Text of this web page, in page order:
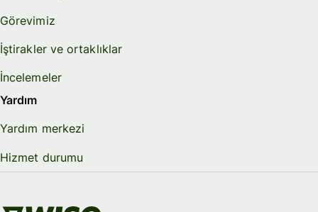
Görevimiz
İştirakler ve ortaklıklar
İncelemeler
Yardım
Yardım merkezi
Hizmet durumu